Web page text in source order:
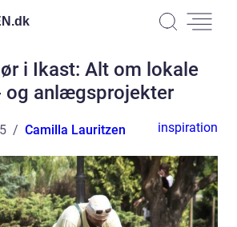
dk
i Ikast: Alt om lokale
og anlægsprojekter
Camilla Lauritzen inspiration